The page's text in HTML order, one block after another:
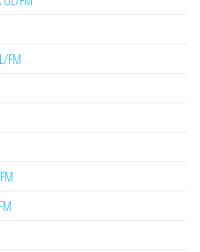
FM